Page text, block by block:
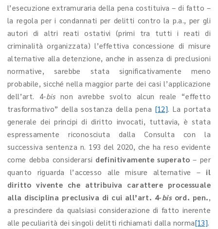
l’esecuzione extramuraria della pena costituiva – di fatto –
la regola per i condannati per delitti contro la p.a., per gli
autori di altri reati ostativi (primi tra tutti i reati di
criminalità organizzata) l’effettiva concessione di misure
alternative alla detenzione, anche in assenza di preclusioni
normative, sarebbe stata significativamente meno
probabile, sicché nella maggior parte dei casi l’applicazione
dell’art. 4-bisnon avrebbe svolto alcun reale “effetto
trasformativo” della sostanza della pena [12]. La portata
generale dei principi di diritto invocati, tuttavia, è stata
espressamente riconosciuta dalla Consulta con la
successiva sentenza n. 193 del 2020, che ha reso evidente
come debba considerarsi definitivamente superato– per
quanto riguarda l’accesso alle misure alternative – il
diritto vivente che attribuiva carattere processuale
alla disciplina preclusiva di cui all’art. 4-bisord. pen.,
a prescindere da qualsiasi considerazione di fatto inerente
alle peculiarità dei singoli delitti richiamati dalla norma[13].